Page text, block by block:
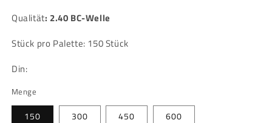
Qualität: 2.40 BC-Welle
Stück pro Palette: 150 Stück
Din:
Menge
150 300 450 600